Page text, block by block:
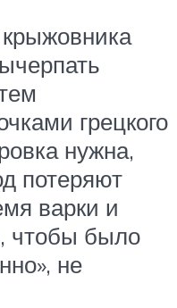
грецкого
нужна,
потеряют
варки и
чтобы было
не